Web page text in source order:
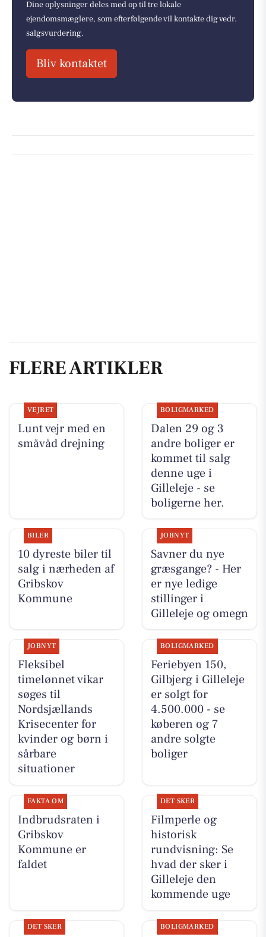
Dine oplysninger deles med op til tre lokale
ejendomsmæglere, som efterfølgende vil kontakte dig vedr.
salgsvurdering.
Bliv kontaktet
FLERE ARTIKLER
VEJRET
Lunt vejr med en
småvåd drejning
BOLIGMARKED
Dalen 29 og 3
andre boliger er
kommet til salg
denne uge i
Gilleleje - se
boligerne her.
BILER
10 dyreste biler til
salg i nærheden af
Gribskov
Kommune
JOBNYT
Savner du nye
græsgange? - Her
er nye ledige
stillinger i
Gilleleje og omegn
JOBNYT
Fleksibel
timelønnet vikar
søges til
Nordsjællands
Krisecenter for
kvinder og børn i
sårbare
situationer
BOLIGMARKED
Feriebyen 150,
Gilbjerg i Gilleleje
er solgt for
4.500.000 - se
køberen og 7
andre solgte
boliger
FAKTA OM
Indbrudsraten i
Gribskov
Kommune er
faldet
DET SKER
Filmperle og
historisk
rundvisning: Se
hvad der sker i
Gilleleje den
kommende uge
DET SKER BOLIGMARKED